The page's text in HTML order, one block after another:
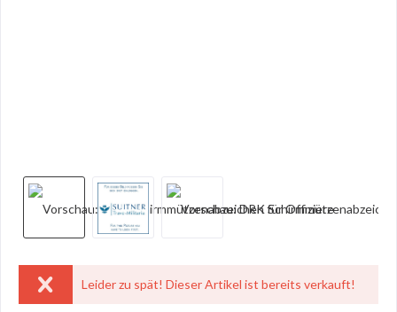
Leider zu spät! Dieser Artikel ist bereits verkauft!